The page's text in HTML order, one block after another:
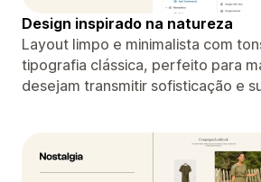
Design inspirado na natureza
Layout limpo e minimalista com
tipografia clássica, perfeito para
desejam transmitir sofisticação e